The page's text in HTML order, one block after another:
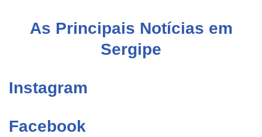
As Principais Notícias em
Sergipe
Instagram
Facebook